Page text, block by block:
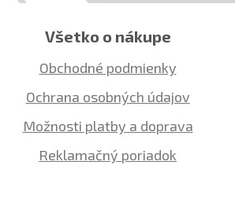
Všetko o nákupe
Obchodné podmienky
Ochrana osobných údajov
Možnosti platby a doprava
Reklamačný poriadok